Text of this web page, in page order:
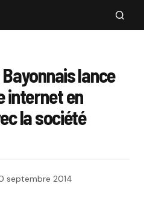
Bayonnais lance
internet en
la société
septembre 2014